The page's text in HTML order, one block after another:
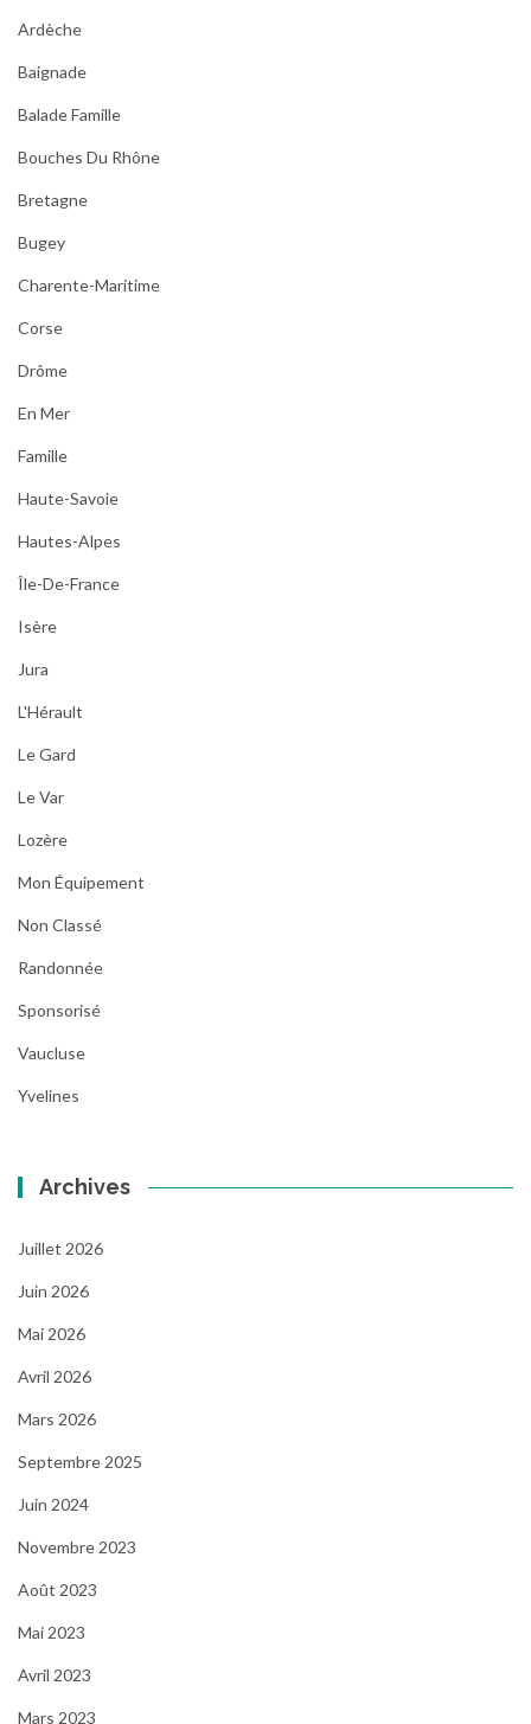
Ardèche
Baignade
Balade Famille
Bouches Du Rhône
Bretagne
Bugey
Charente-Maritime
Corse
Drôme
En Mer
Famille
Haute-Savoie
Hautes-Alpes
Île-De-France
Isère
Jura
L'Hérault
Le Gard
Le Var
Lozère
Mon Équipement
Non Classé
Randonnée
Sponsorisé
Vaucluse
Yvelines
Archives
Juillet 2026
Juin 2026
Mai 2026
Avril 2026
Mars 2026
Septembre 2025
Juin 2024
Novembre 2023
Août 2023
Mai 2023
Avril 2023
Mars 2023